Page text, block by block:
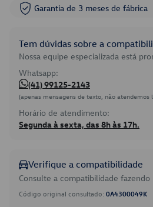
Garantia de 3 meses de fábrica
Tem dúvidas sobre a
Nossa equipe especializada está
Whatsapp:
(41) 99125-2143
(apenas mensagens de texto, não atendemos
Horário de atendimento:
Segunda à sexta, das 8h às 17h.
Verifique a compatibilidade
Consulte a compatibilidade
Código original consultado: 0A4300049K